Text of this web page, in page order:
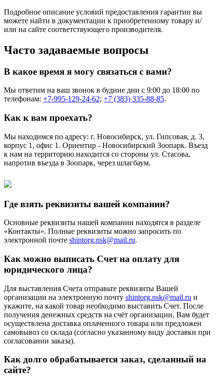
Подробное описание условий предоставления гарантии вы
можете найти в документации к приобретенному товару и/
или на сайте соответствующего производителя.
Часто задаваемые вопросы
В какое время я могу связаться с вами?
Мы ответим на ваш звонок в будние дни с 9:00 до 18:00 по
телефонам: +7-995-129-24-62; +7 (383) 335-88-85.
Как к вам проехать?
Мы находимся по адресу: г. Новосибирск, ул. Гипсовая, д. 3,
корпус 1, офис 1. Ориентир - Новосибирский Зоопарк. Въезд
к нам на территорию находится со стороны ул. Стасова,
напротив въезда в Зоопарк, через шлагбаум.
Где взять реквизиты вашей компании?
Основные реквизиты нашей компании находятся в разделе
«Контакты». Полные реквизиты можно запросить по
электронной почте shintorg.nsk@mail.ru.
Как можно выписать Счет на оплату для
юридического лица?
Для выставления Счета отправьте реквизиты Вашей
организации на электронную почту shintorg.nsk@mail.ru и
укажите, на какой товар необходимо выставить Счет. После
получения денежных средств на счёт организации, Вам будет
осуществлена доставка оплаченного товара или предложен
самовывоз со склада (согласно указанному виду доставки при
согласовании заказа).
Как долго обрабатывается заказ, сделанный на
сайте?